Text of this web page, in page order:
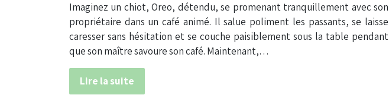
Imaginez un chiot, Oreo, détendu, se promenant tranquillement avec son
propriétaire dans un café animé. Il salue poliment les passants, se laisse
caresser sans hésitation et se couche paisiblement sous la table pendant
que son maître savoure son café. Maintenant,…
Lire la suite